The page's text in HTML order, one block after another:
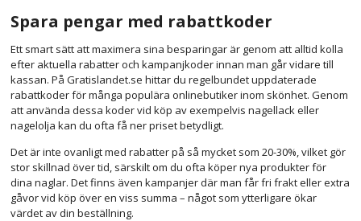
Spara pengar med rabattkoder
Ett smart sätt att maximera sina besparingar är genom att alltid kolla
efter aktuella rabatter och kampanjkoder innan man går vidare till
kassan. På Gratislandet.se hittar du regelbundet uppdaterade
rabattkoder för många populära onlinebutiker inom skönhet. Genom
att använda dessa koder vid köp av exempelvis nagellack eller
nagelolja kan du ofta få ner priset betydligt.
Det är inte ovanligt med rabatter på så mycket som 20-30%, vilket gör
stor skillnad över tid, särskilt om du ofta köper nya produkter för
dina naglar. Det finns även kampanjer där man får fri frakt eller extra
gåvor vid köp över en viss summa – något som ytterligare ökar
värdet av din beställning.